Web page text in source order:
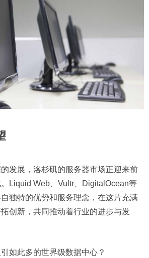
发展，洛杉矶的服务器市场正迎来前
Liquid Web、Vultr、DigitalOcean等
独特的优势和服务理念，在这片充满
创新，共同推动着行业的进步与发
如此多的世界级数据中心？